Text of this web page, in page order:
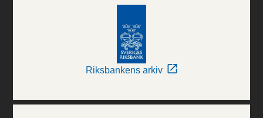
Riksbankens arkiv